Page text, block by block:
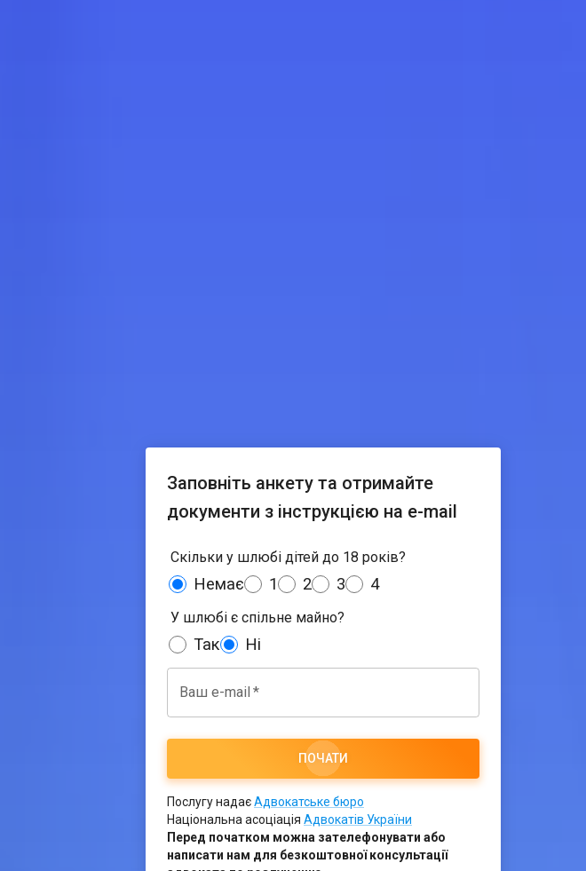
Заповніть анкету та отримайте
документи з інструкцією на e-mail
Скільки у шлюбі дітей до 18 років?
Немає 1 2 3 4
У шлюбі є спільне майно?
Так Ні
Ваш e-mail *
ПОЧАТИ
Послугу надаєАдвокатське бюро
Національна асоціація Адвокатів України
Перед початком можна зателефонувати або
написати нам для безкоштовної консультації